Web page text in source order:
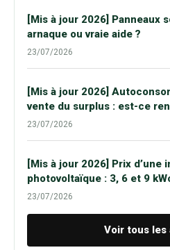
[Mis à jour 2026] Panneaux
arnaque ou vraie aide ?
23/07/2026
[Mis à jour 2026]
vente du surplus : est-ce
23/07/2026
[Mis à jour 2026] Prix d’une
photovoltaïque : 3, 6 et 9
23/07/2026
Voir tous